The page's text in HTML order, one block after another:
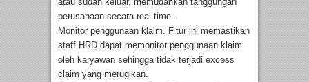
perusahaan secara real time.
Monitor penggunaan klaim. Fitur ini memastikan
staff HRD dapat memonitor penggunaan klaim
oleh karyawan sehingga tidak terjadi excess
claim yang merugikan.